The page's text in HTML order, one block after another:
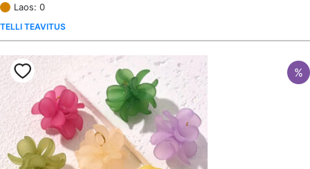
oli:
€ 1,74.
is:
€ 1,30.
Laos: 0
TELLI TEAVITUS
%